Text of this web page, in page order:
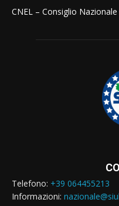
CNEL – Consiglio
Telefono: +39 064455213
Informazioni: